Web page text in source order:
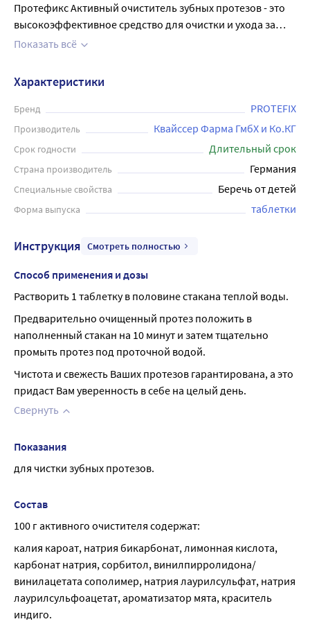
Протефикс Активный очиститель зубных протезов - это
высокоэффективное средство для очистки и ухода за
зубными протезами, которое обладает мощным
удалять налет и запахи с поверхности протеза, что
обеспечивает сохранение чистоты и свежести. В каждой
упаковке содержится 66 штук таблеток, которые легко
растворяются в воде и образуют эффективный раствор
для очистки зубных протезов. Это надежное и удобное
средство для предотвращения возникновения проблем
со здоровьем полости рта и обеспечивания комфорта и
уверенности в себе.
Показать всё
Характеристики
Бренд PROTEFIX
Производитель Квайссер Фарма ГмбХ и Ко.КГ
Срок годности Длительный срок
Страна производитель Германия
Специальные свойства Беречь от детей
Форма выпуска таблетки
Инструкция Смотреть полностью
Способ применения и дозы
Растворить 1 таблетку в половине стакана теплой воды.
Предварительно очищенный протез положить в
наполненный стакан на 10 минут и затем тщательно
промыть протез под проточной водой.
Чистота и свежесть Ваших протезов гарантирована, а это
придаст Вам уверенность в себе на целый день.
Свернуть
Показания
для чистки зубных протезов.
Состав
100 г активного очистителя содержат:
калия кароат, натрия бикарбонат, лимонная кислота,
карбонат натрия, сорбитол, винилпирролидона/
винилацетата сополимер, натрия лаурилсульфат, натрия
лаурилсульфоацетат, ароматизатор мята, краситель
индиго.